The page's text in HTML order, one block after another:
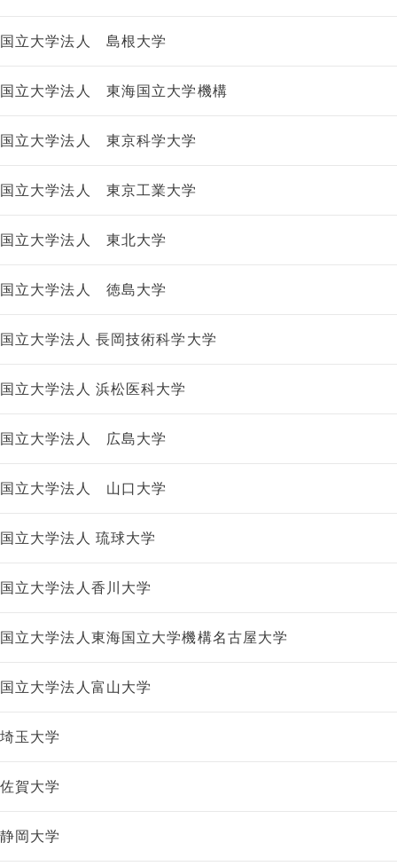
国立大学法人 島根大学
国立大学法人 東海国立大学機構
国立大学法人 東京科学大学
国立大学法人 東京工業大学
国立大学法人 東北大学
国立大学法人 徳島大学
国立大学法人 長岡技術科学大学
国立大学法人 浜松医科大学
国立大学法人 広島大学
国立大学法人 山口大学
国立大学法人 琉球大学
国立大学法人香川大学
国立大学法人東海国立大学機構名古屋大学
国立大学法人富山大学
埼玉大学
佐賀大学
静岡大学